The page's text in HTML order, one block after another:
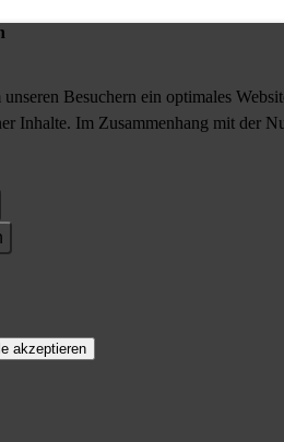
Besuchern ein optimales
Inhalte. Im Zusammenhang mit der
abgerufen.
akzeptieren